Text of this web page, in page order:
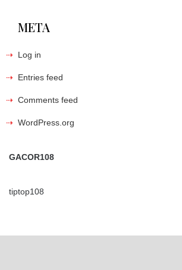
META
Log in
Entries feed
Comments feed
WordPress.org
GACOR108
tiptop108